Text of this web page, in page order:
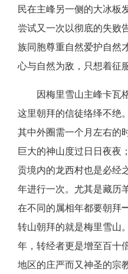
民在主峰另一侧的大冰板
尝试又一次以彻底的失败
族同胞尊重自然爱护自然
心与自然为敌，只想着征
因梅里雪山主峰卡瓦
这里朝拜的信徒络绎不绝
其中外圈需一个月左右的
巨大的神山度过日日夜夜
贡境内的龙西村也是必经
年进行一次。尤其是藏历
在不同的属相年都要朝拜
转山朝拜的就是梅里雪山
年，转经者更是增至百十
地区的庄严而又神圣的宗